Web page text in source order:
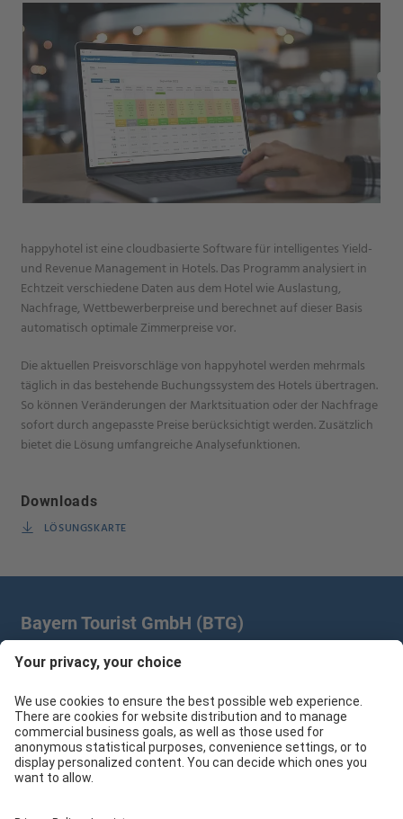
happyhotel ist eine cloudbasierte Software für intelligentes Yield-
und Revenue Management in Hotels. Das Programm analysiert in
Echtzeit verschiedene Daten aus dem Hotel wie Auslastung,
Nachfrage, Wettbewerberpreise und berechnet auf dieser Basis
automatisch optimale Zimmerpreise vor.
Die aktuellen Preisvorschläge von happyhotel werden mehrmals
täglich in das bestehende Buchungssystem des Hotels übertragen.
So können Veränderungen der Marktsituation oder der Nachfrage
sofort durch angepasste Preise berücksichtigt werden. Zusätzlich
bietet die Lösung umfangreiche Analysefunktionen.
Downloads
LÖSUNGSKARTE
Bayern Tourist GmbH (BTG)
Prinz-Ludwig-Palais | Türkenstr. 7 | 80333 München
branchenpartner@btg-service.de